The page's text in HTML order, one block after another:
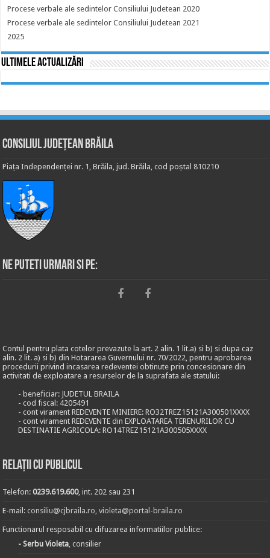
Procese verbale ale sedintelor Consiliului Judetean 2020
Procese verbale ale sedintelor Consiliului Judetean 2021
2025
Ultimele actualizări
Consiliul Județean Brăila
Piața Independenței nr. 1, Brăila, jud. Brăila, cod poștal 810210
Ne puteti urmari si pe:
Contul pentru plata cotelor prevazute la art. 2 alin. 1 lit.a) si b) si dupa caz
alin. 2 lit. a) si b) din Hotararea Guvernului nr. 70/2022, pentru aprobarea
procedurii privind incasarea redeventei obtinute prin concesionare din
activitati de exploatare a resurselor de la suprafata ale statului:
- beneficiar: JUDETUL BRAILA
- cod fiscal: 4205491
- cont virament REDEVENTE MINIERE: RO32TREZ15121A300501XXXX
- cont virament REDEVENTE din EXPLOATAREA TERENURILOR CU
DESTINATIE AGRICOLA: RO14TREZ15121A300505XXXX
Relații cu publicul
Telefon:0239.619.600, int. 202 sau 231
E-mail:consiliu@cjbraila.ro,violeta@portal-braila.ro
Functionarul resposabil cu difuzarea informatiilor publice:
- Serbu Violeta, consilier